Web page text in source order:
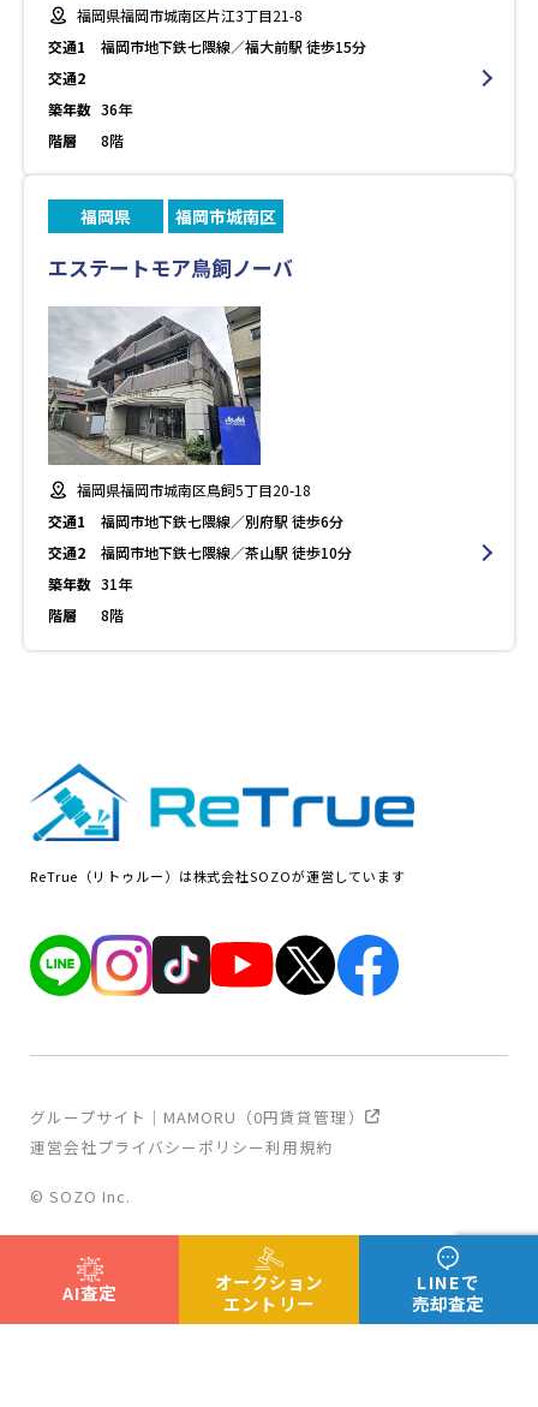
福岡県福岡市城南区片江3丁目21-8
交通1
福岡市地下鉄七隈線／福大前駅 徒歩15分
交通2
築年数 36年
階層
8階
福岡県 福岡市城南区
エステートモア鳥飼ノーバ
福岡県福岡市城南区鳥飼5丁目20-18
交通1
福岡市地下鉄七隈線／別府駅 徒歩6分
交通2
福岡市地下鉄七隈線／茶山駅 徒歩10分
築年数 31年
階層
8階
AI査定
オークション
エントリー
LINEで
売却査定
ReTrue（リトゥルー）は株式会社SOZOが運営しています
運営会社プライバシーポリシー利用規約
グループサイト｜MAMORU（0円賃貸管理）
© SOZO Inc.